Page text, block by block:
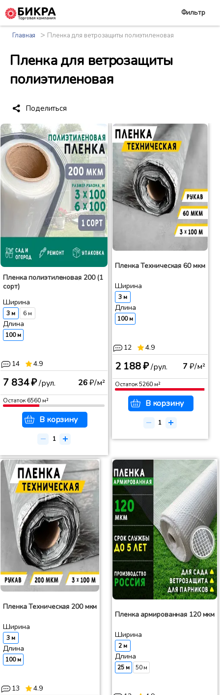
Главная > Пленка для ветрозащиты полиэтиленовая
Пленка для ветрозащиты
полиэтиленовая
Поделиться
Фильтр
Пленка полиэтиленовая 200 (1
сорт)
Ширина
3 м 6 м
Длина
100 м
14 4.9
7 834 ₽/рул. 26₽/м²
Остаток 6560м²
В корзину
Пленка Техническая 60 мкм
Ширина
3 м
Длина
100 м
12 4.9
2 188 ₽/рул. 7₽/м²
Остаток5260м²
В корзину
Пленка Техническая 200 мкм
Ширина
3 м
Длина
100 м
13 4.9
Пленка армированная 120 мкм
Ширина
2 м
Длина
25 м 50 м